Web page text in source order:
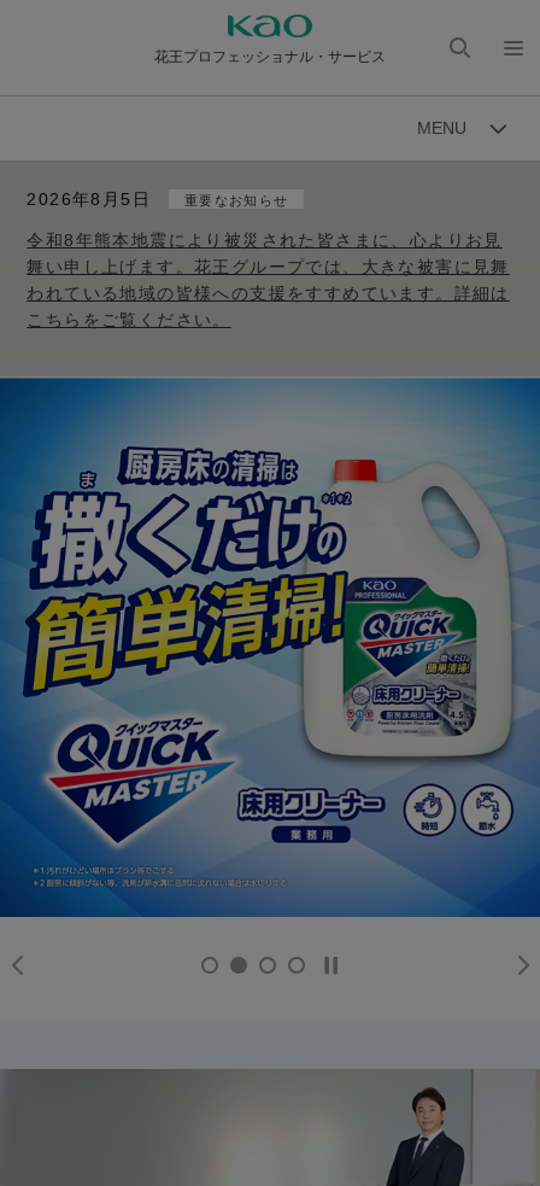
花王プロフェッショナル・サービス
く
MENU
2026年8月5日 重要なお知らせ
令和8年熊本地震により被災された皆さまに、心よりお見
舞い申し上げます。花王グループでは、大きな被害に見舞
われている地域の皆様への支援をすすめています。詳細は
こちらをご覧ください。